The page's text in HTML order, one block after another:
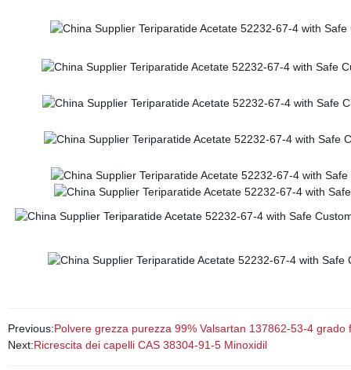
Previous:Polvere grezza purezza 99% Valsartan 137862-53-4
Next:Ricrescita dei capelli CAS 38304-91-5 Minoxidil